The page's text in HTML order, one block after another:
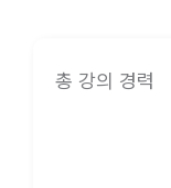
총 강의 경력